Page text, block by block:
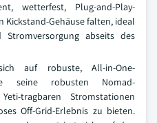
wetterfest, Plug-and-Play-
Kickstand-Gehäuse falten, ideal
abseits des
auf robuste, All-in-One-
seine robusten Nomad-
tragbaren Stromstationen
Off-Grid-Erlebnis zu bieten.